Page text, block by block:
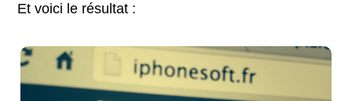
Et voici le résultat :